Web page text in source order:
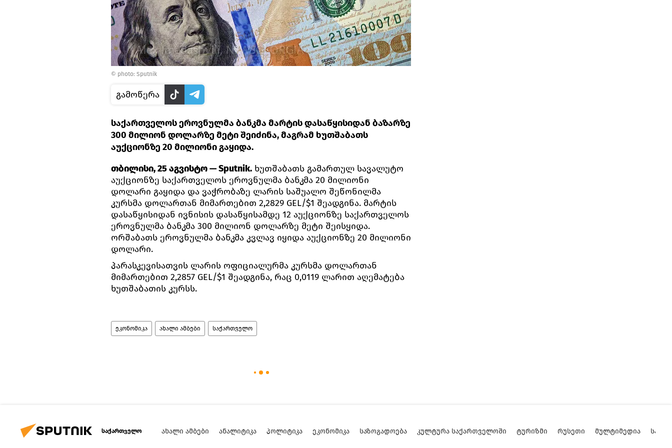
© photo: Sputnik
გამოწერა
საქართველოს ეროვნულმა ბანკმა მარტის დასაწყისიდან ბაზარზე
300 მილიონ დოლარზე მეტი შეიძინა, მაგრამ ხუთშაბათს
აუქციონზე 20 მილიონი გაყიდა.
თბილისი, 25 აგვისტო — Sputnik. ხუთშაბათს გამართულ სავალუტო
აუქციონზე საქართველოს ეროვნულმა ბანკმა 20 მილიონი
დოლარი გაყიდა და ვაჭრობაზე ლარის საშუალო შეწონილმა
კურსმა დოლართან მიმართებით 2,2829 GEL/$1 შეადგინა. მარტის
დასაწყისიდან ივნისის დასაწყისამდე 12 აუქციონზე საქართველოს
ეროვნულმა ბანკმა 300 მილიონ დოლარზე მეტი შეისყიდა.
ორშაბათს ეროვნულმა ბანკმა კვლავ იყიდა აუქციონზე 20 მილიონი
დოლარი.
პარასკევისათვის ლარის ოფიციალურმა კურსმა დოლართან
მიმართებით 2,2857 GEL/$1 შეადგინა, რაც 0,0119 ლარით აღემატება
ხუთშაბათის კურსს.
ეკონომიკა ახალი ამბები საქართველო
საქართველო ᲐᲮᲐᲚᲘ ᲐᲛᲑᲔᲑᲘ ᲐᲜᲐᲚᲘᲢᲘᲙᲐ ᲞᲝᲚᲘᲢᲘᲙᲐ ᲔᲙᲝᲜᲝᲛᲘᲙᲐ ᲡᲐᲖᲝᲒᲐᲓᲝᲔᲑᲐ ᲙᲣᲚᲢᲣᲠᲐ ᲡᲐᲥᲐᲠᲗᲕᲔᲚᲝᲨᲘ ᲢᲣᲠᲘᲖᲛᲘ ᲠᲣᲡᲔᲗᲘ ᲛᲣᲚᲢᲘᲛᲔᲓᲘᲐ